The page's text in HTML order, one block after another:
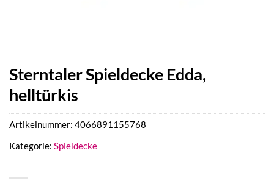
Sterntaler Spieldecke Edda,
helltürkis
Artikelnummer: 4066891155768
Kategorie: Spieldecke